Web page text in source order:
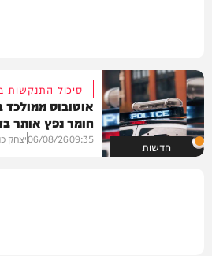
חדשות
סיכול
אוטובוס
חומר נפץ אותר
09:35
06/08/26יצחק